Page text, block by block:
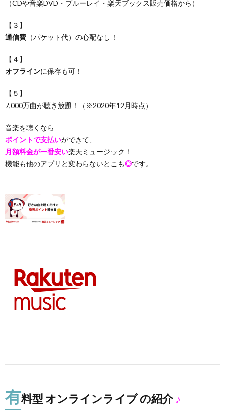
（CDや音楽DVD・ブルーレイ・楽天ブックス販売価格から）
【３】
通信費 （パケット代）の心配なし！
【４】
オフラインに保存も可！
【５】
7,000万曲が聴き放題！（※2020年12月時点）
音楽を聴くなら
ポイントで支払いができて、
月額料金が一番安い楽天ミュージック！
機能も他のアプリと変わらないとこも◎です。
有料型 オンラインライブ の紹介♪